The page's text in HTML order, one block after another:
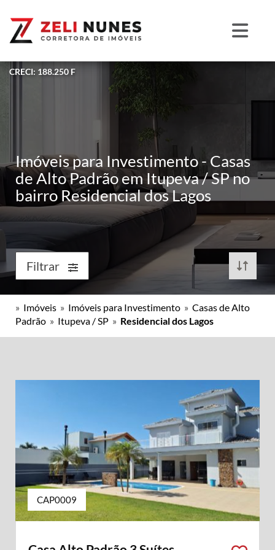
CRECI: 188.250 F
Imóveis para Investimento - Casas
de Alto Padrão em Itupeva / SP no
bairro Residencial dos Lagos
Filtrar
» Imóveis » Imóveis para Investimento » Casas de Alto
Padrão » Itupeva / SP » Residencial dos Lagos
CAP0009